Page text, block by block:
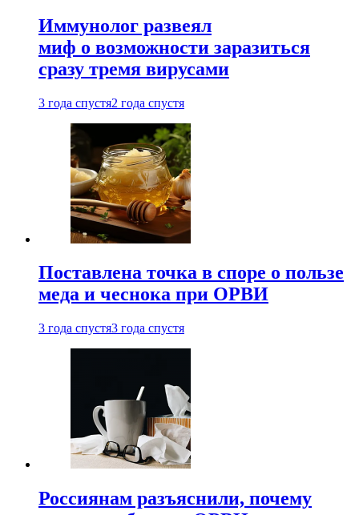
Иммунолог развеял
миф о возможности заразиться
сразу тремя вирусами
3 года спустя2 года спустя
Поставлена точка в споре о пользе
меда и чеснока при ОРВИ
3 года спустя3 года спустя
Россиянам разъяснили, почему